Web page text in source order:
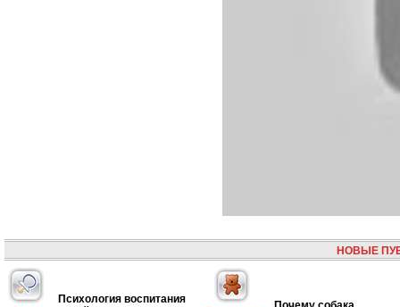
НОВЫЕ
Психология воспитания